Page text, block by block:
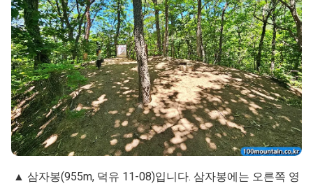
▲ 삼자봉(955m, 덕유 11-08)입니다. 삼자봉에는 오른쪽 영